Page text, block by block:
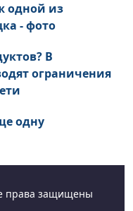
одной из
- фото
В
ограничения
одну
права защищены